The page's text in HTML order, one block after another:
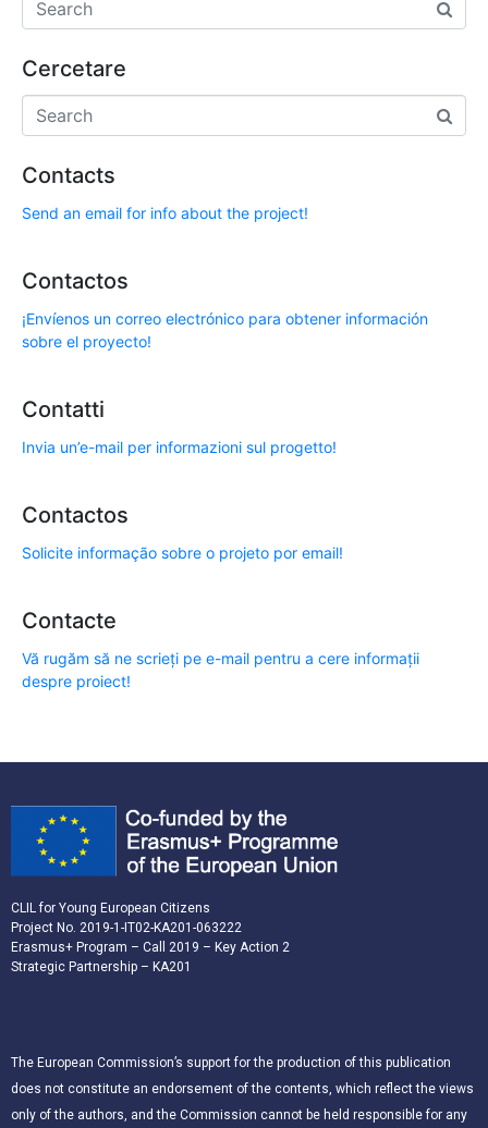
Cercetare
Contacts
Send an email for info about the project!
Contactos
¡Envíenos un correo electrónico para obtener información
sobre el proyecto!
Contatti
Invia un’e-mail per informazioni sul progetto!
Contactos
Solicite informação sobre o projeto por email!
Contacte
Vă rugăm să ne scrieți pe e-mail pentru a cere informații
despre proiect!
CLIL for Young European Citizens
Project No. 2019-1-IT02-KA201-063222
Erasmus+ Program – Call 2019 – Key Action 2
Strategic Partnership – KA201
The European Commission’s support for the production of this publication
does not constitute an endorsement of the contents, which reflect the views
only of the authors, and the Commission cannot be held responsible for any